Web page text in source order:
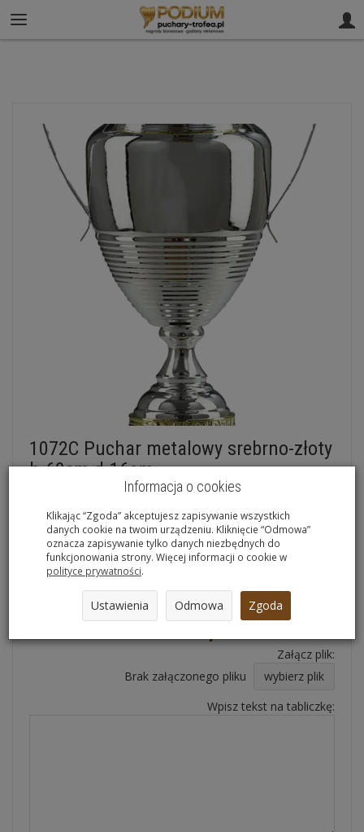
61 812 02 00 sklep@puchary-trofea.pl
1072C Puchar metalowy srebrno-złoty
h-60cm d-16cm
Dostępność:
Jest (14szt.)
tabliczka
nie
Ilość:
499,90 zł */ szt.
Załącz plik:
Brak załączonego pliku
wybierz plik
Wpisz tekst na tabliczkę:
Informacja o cookies
Klikając “Zgoda” akceptujesz zapisywanie wszystkich
danych cookie na twoim urządzeniu. Kliknięcie “Odmowa”
oznacza zapisywanie tylko danych niezbędnych do
funkcjonowania strony. Więcej informacji o cookie w
polityce prywatności.
Ustawienia Odmowa Zgoda